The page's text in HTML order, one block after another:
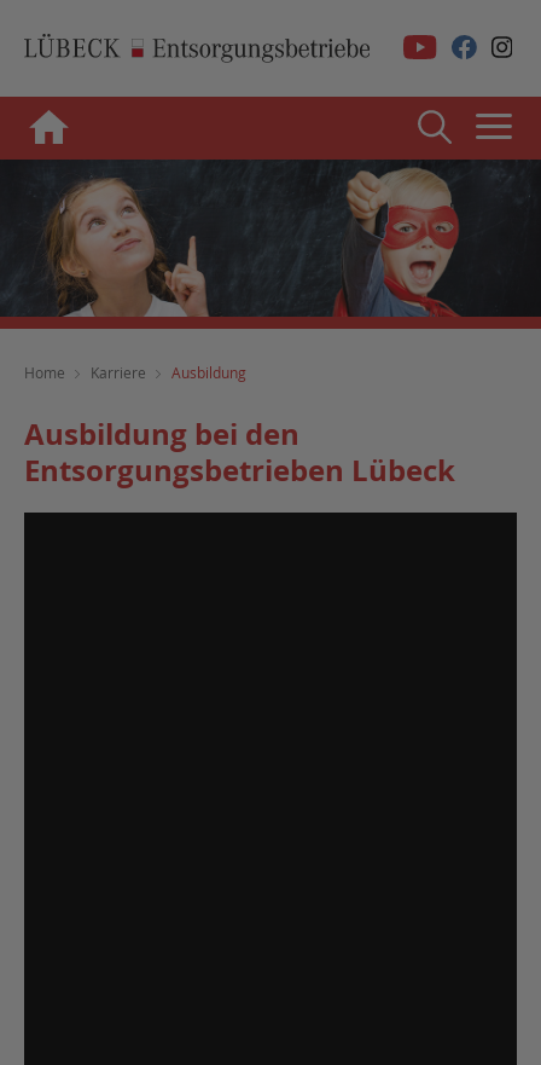
Home Karriere Ausbildung
Ausbildung bei den
Entsorgungsbetrieben Lübeck